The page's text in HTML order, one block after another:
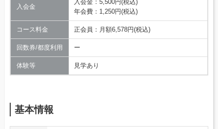
入会金
入会金：5,500円(税込)
年会費：1,250円(税込)
コース料金 正会員：月額6,578円(税込)
回数券/都度利用 ー
体験等 見学あり
基本情報